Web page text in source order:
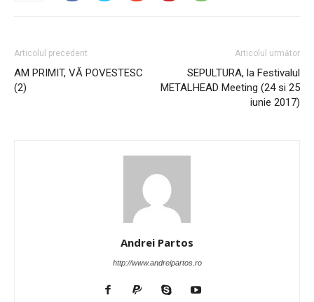
Articolul precedent
AM PRIMIT, VĂ POVESTESC
(2)
Articolul următor
SEPULTURA, la Festivalul
METALHEAD Meeting (24 si 25
iunie 2017)
Andrei Partos
http://www.andreipartos.ro